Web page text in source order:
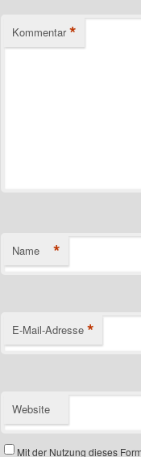
Kommentar *
Name *
E-Mail-Adresse *
Website
Mit der Nutzung dieses